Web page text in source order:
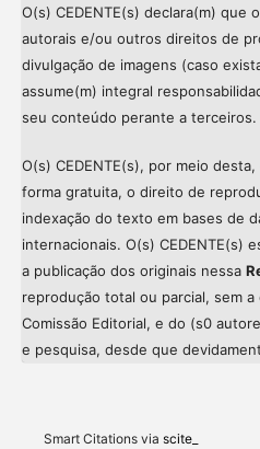
O(s) CEDENTE(s) declara(m)
autorais e/ou outros direitos de
divulgação de imagens (caso
assume(m) integral
seu conteúdo perante a terceiros.
O(s) CEDENTE(s), por meio
forma gratuita, o direito de
indexação do texto em bases de
internacionais. O(s) CEDENTE(s)
a publicação dos originais nessa
reprodução total ou parcial, sem
Comissão Editorial, e do (s0
e pesquisa, desde que
Smart Citations via scite_